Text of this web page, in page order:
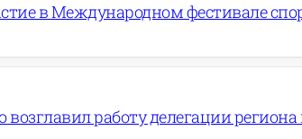
в Международном фестивале
работу делегации